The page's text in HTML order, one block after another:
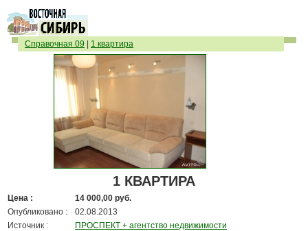
Справочная 09 1 квартира
1 КВАРТИРА
Цена :
14 000,00 руб.
Опубликовано :
02.08.2013
Источник :
ПРОСПЕКТ + агентство недвижимости